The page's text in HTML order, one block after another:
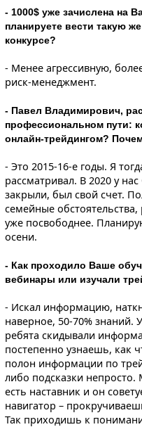
- 1000$ уже зачислена на
планируете вести такую
конкурсе?
- Менее агрессивную,
риск-менеджмент.
- Павел Владимирович,
профессиональном пути:
онлайн-трейдингом?
- Это 2015-16-е годы. Я
рассматривал. В 2020 у
закрыли, был свой счет.
семейные
уже посвободнее.
осени.
- Как проходило Ваше
вебинары или изучали
- Искал информацию,
наверное, 50-70% знаний.
ребята скидывали
постепенно узнаешь, как
полон информации по
либо подсказки
есть наставник и он
навигатор –
Так приходишь к